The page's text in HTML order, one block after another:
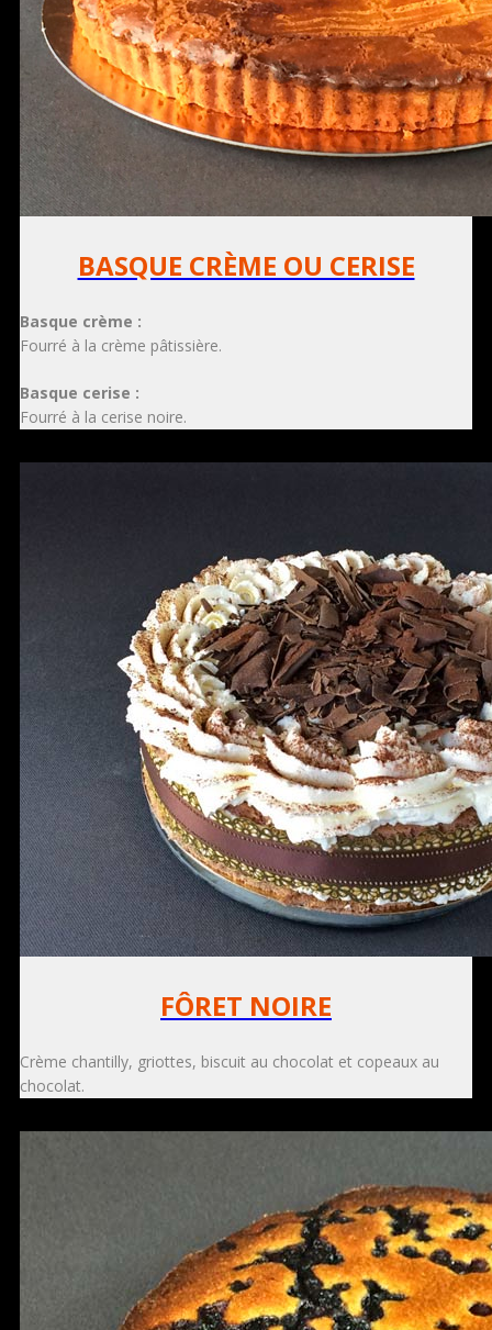
BASQUE CRÈME OU CERISE
Basque crème :
Fourré à la crème pâtissière.
Basque cerise :
Fourré à la cerise noire.
FÔRET NOIRE
Crème chantilly, griottes, biscuit au chocolat et copeaux au
chocolat.